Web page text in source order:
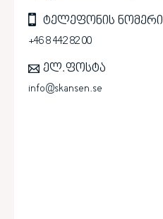
ტელეფონის ნომერი
+46 8 442 82 00
ელ.ფოსტა
info@skansen.se